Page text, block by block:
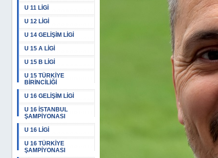
U 11 LİGİ
U 12 LİGİ
U 14 GELİŞİM LİGİ
U 15 A LİGİ
U 15 B LİGİ
U 15 TÜRKİYE
BİRİNCİLİĞİ
U 16 GELİŞİM LİGİ
U 16 İSTANBUL
ŞAMPİYONASI
U 16 LİGİ
U 16 TÜRKİYE
ŞAMPİYONASI